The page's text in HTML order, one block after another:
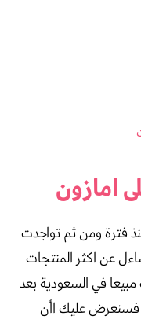
امازون
فترة ومن ثم تواجدت
عن اكثر المنتجات
مبيعا في السعودية بعد
فسنعرض عليك اأن